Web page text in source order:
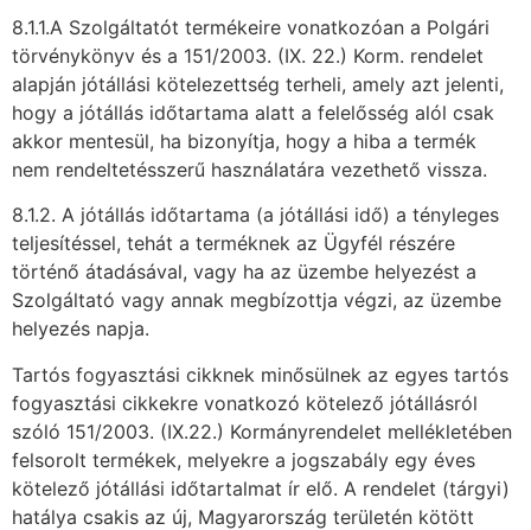
8.1.1.A Szolgáltatót termékeire vonatkozóan a Polgári
törvénykönyv és a 151/2003. (IX. 22.) Korm. rendelet
alapján jótállási kötelezettség terheli, amely azt jelenti,
hogy a jótállás időtartama alatt a felelősség alól csak
akkor mentesül, ha bizonyítja, hogy a hiba a termék
nem rendeltetésszerű használatára vezethető vissza.
8.1.2. A jótállás időtartama (a jótállási idő) a tényleges
teljesítéssel, tehát a terméknek az Ügyfél részére
történő átadásával, vagy ha az üzembe helyezést a
Szolgáltató vagy annak megbízottja végzi, az üzembe
helyezés napja.
Tartós fogyasztási cikknek minősülnek az egyes tartós
fogyasztási cikkekre vonatkozó kötelező jótállásról
szóló 151/2003. (IX.22.) Kormányrendelet mellékletében
felsorolt termékek, melyekre a jogszabály egy éves
kötelező jótállási időtartalmat ír elő. A rendelet (tárgyi)
hatálya csakis az új, Magyarország területén kötött